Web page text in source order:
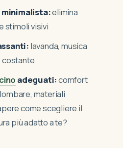
elimina
stimoli visivi
lavanda, musica
costante
adeguati:comfort
materiali
come scegliere il
più adatto a te?